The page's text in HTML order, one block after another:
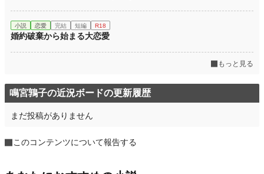
小説 恋愛 完結 短編 R18
婚約破棄から始まる大恋愛
もっと見る
鳴宮鶉子の近況ボードの更新履歴
まだ投稿がありません
このコンテンツについて報告する